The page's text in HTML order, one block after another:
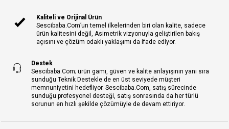
Kaliteli ve Orijinal Ürün
Sescibaba.Com’un temel ilkelerinden biri olan kalite, sadece
ürün kalitesini değil, Asimetrik vizyonuyla geliştirilen bakış
açısını ve çözüm odaklı yaklaşımı da ifade ediyor.
Destek
Sescibaba.Com; ürün gamı, güven ve kalite anlayışının yanı sıra
sunduğu Teknik Destekle de en üst seviyede müşteri
memnuniyetini hedefliyor. Sescibaba.Com, satış sürecinde
sunduğu profesyonel desteği, satış sonrasında da her türlü
sorunun en hızlı şekilde çözümüyle de devam ettiriyor.